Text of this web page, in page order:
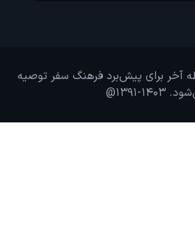
آخر برای پیش‌برد فرهنگ سفر توصیه
1391@